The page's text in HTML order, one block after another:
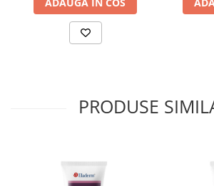
promoveaza productia de colagen la
regenereaza pielea si o hraneste intens.
PRODUSE